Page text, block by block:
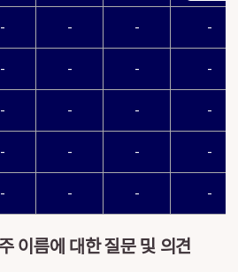
- - - -
- - - -
- - - -
- - - -
- - - -
이름에 대한 질문 및 의견